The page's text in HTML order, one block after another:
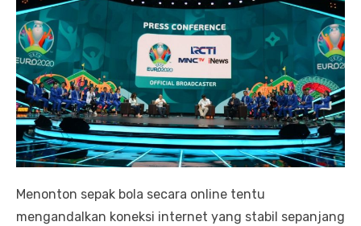
Menonton sepak bola secara online tentu
mengandalkan koneksi internet yang stabil sepanjang